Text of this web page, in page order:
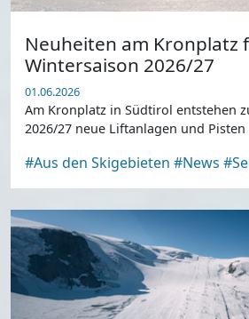
Neuheiten am Kronplatz
Wintersaison 2026/27
01.06.2026
Am Kronplatz in Südtirol entstehen
2026/27 neue Liftanlagen und Pisten
#Aus den Skigebieten #News